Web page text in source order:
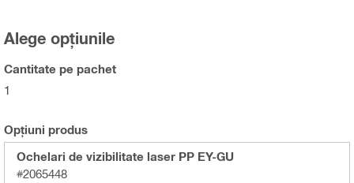
Alege opțiunile
Cantitate pe pachet
1
Opțiuni produs
Ochelari de vizibilitate laser PP EY-GU
#2065448